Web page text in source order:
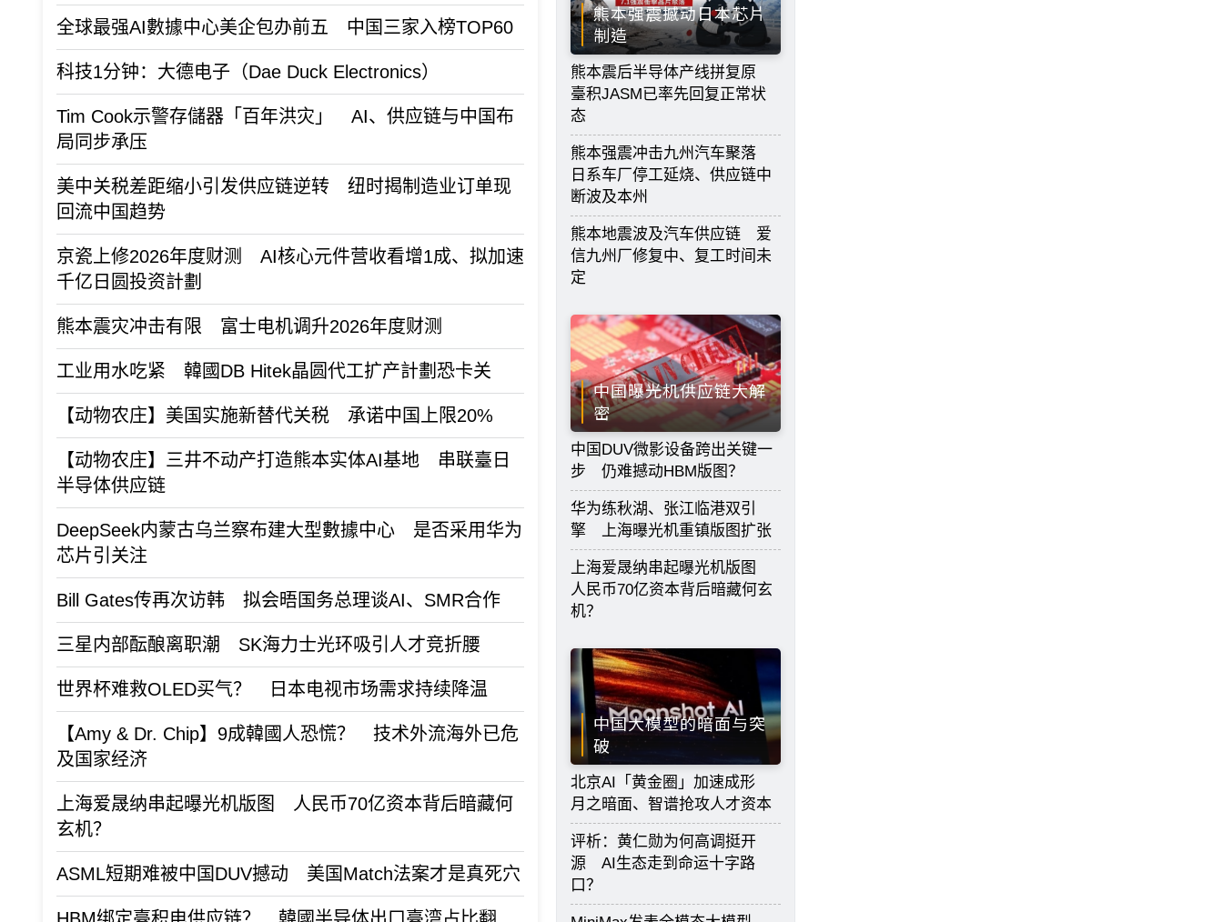
全球最强AI數據中心美企包办前五 中国三家入榜TOP60
科技1分钟：大德电子（Dae Duck Electronics）
Tim Cook示警存儲器「百年洪灾」 AI、供应链与中国布
局同步承压
美中关税差距缩小引发供应链逆转 纽时揭制造业订单现
回流中国趋势
京瓷上修2026年度财测 AI核心元件营收看增1成、拟加速
千亿日圆投资計劃
熊本震灾冲击有限 富士电机调升2026年度财测
工业用水吃紧 韓國DB Hitek晶圆代工扩产計劃恐卡关
【动物农庄】美国实施新替代关税 承诺中国上限20%
【动物农庄】三井不动产打造熊本实体AI基地 串联臺日
半导体供应链
DeepSeek内蒙古乌兰察布建大型數據中心 是否采用华为
芯片引关注
Bill Gates传再次访韩 拟会晤国务总理谈AI、SMR合作
三星内部酝酿离职潮 SK海力士光环吸引人才竞折腰
世界杯难救OLED买气？ 日本电视市场需求持续降温
【Amy & Dr. Chip】9成韓國人恐慌？ 技术外流海外已危
及国家经济
上海爱晟纳串起曝光机版图 人民币70亿资本背后暗藏何
玄机？
ASML短期难被中国DUV撼动 美国Match法案才是真死穴
熊本强震撼动日本芯片
制造
熊本震后半导体产线拼复原
臺积JASM已率先回复正常状
态
熊本强震冲击九州汽车聚落
日系车厂停工延烧、供应链中
断波及本州
熊本地震波及汽车供应链 爱
信九州厂修复中、复工时间未
定
中国曝光机供应链大解
密
中国DUV微影设备跨出关键一
步 仍难撼动HBM版图？
华为练秋湖、张江临港双引
擎 上海曝光机重镇版图扩张
上海爱晟纳串起曝光机版图
人民币70亿资本背后暗藏何玄
机？
中国大模型的暗面与突
破
北京AI「黄金圈」加速成形
月之暗面、智谱抢攻人才资本
评析：黄仁勋为何高调挺开
源 AI生态走到命运十字路
口？